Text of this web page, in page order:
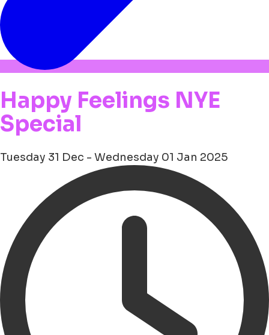
Happy Feelings NYE
Special
Tuesday 31 Dec - Wednesday 01 Jan 2025